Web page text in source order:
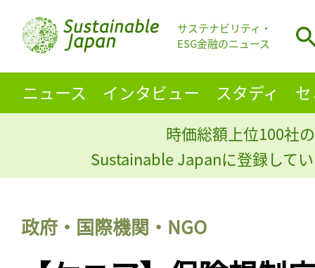
サステナビリティ・
ESG金融のニュース
ニュース インタビュー スタディ
時価総額上位100社
Sustainable Japanに登録して
政府・国際機関・NGO